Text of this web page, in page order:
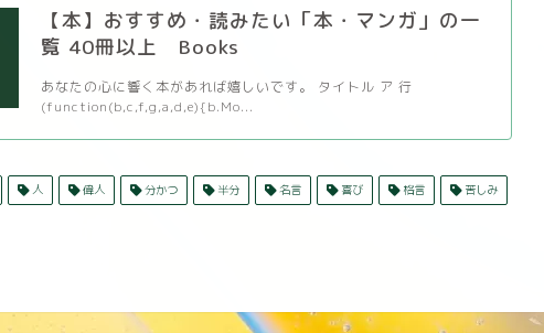
【本】おすすめ・読みたい「本・マンガ」の一
覧 40冊以上 Books
あなたの心に響く本があれば嬉しいです。 タイトル ア 行
(function(b,c,f,g,a,d,e){b.Mo...
人 偉人 分かつ 半分 名言 喜び 格言 苦しみ